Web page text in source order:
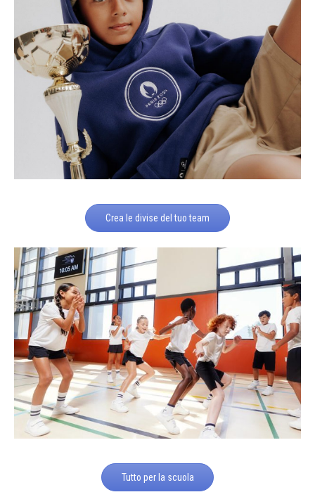
Crea le divise del tuo team
Tutto per la scuola